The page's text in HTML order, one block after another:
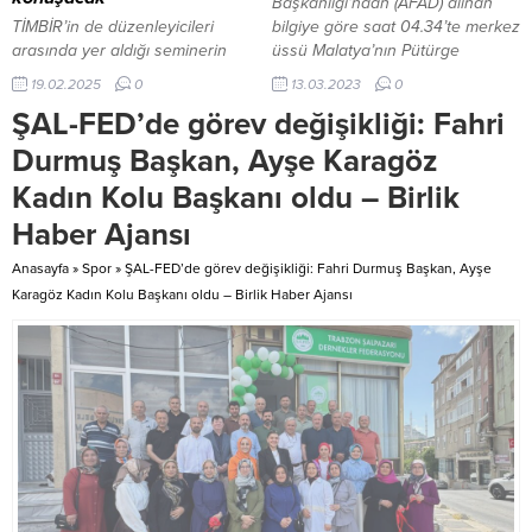
TİMBİR’in de düzenleyicileri
arasında yer aldığı seminerin
amacı, dijital medya araçlarının
turizm sektörüne katkısı olarak
belirlendi.
19.02.2025 0
bilgiye göre saat 04.34’te merkez
üssü Malatya’nın Pütürge
merkezinde 4.7 büyüklüğünde
deprem kaydedildi. Depremin
yerin 10.02 kilometre derinliğinde
meydana geldiği öğrenildi. 4.7
büyüklüğündeki deprem
Adıyaman’da da hissedildi
13.03.2023 0
ŞAL-FED’de görev değişikliği: Fahri
Durmuş Başkan, Ayşe Karagöz
Kadın Kolu Başkanı oldu – Birlik
Haber Ajansı
Anasayfa » Spor » ŞAL-FED’de görev değişikliği: Fahri Durmuş Başkan, Ayşe
Karagöz Kadın Kolu Başkanı oldu – Birlik Haber Ajansı